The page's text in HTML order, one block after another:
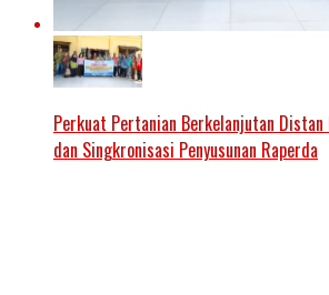
Perkuat Pertanian Berkelanjutan Distan
dan Singkronisasi Penyusunan Raperda